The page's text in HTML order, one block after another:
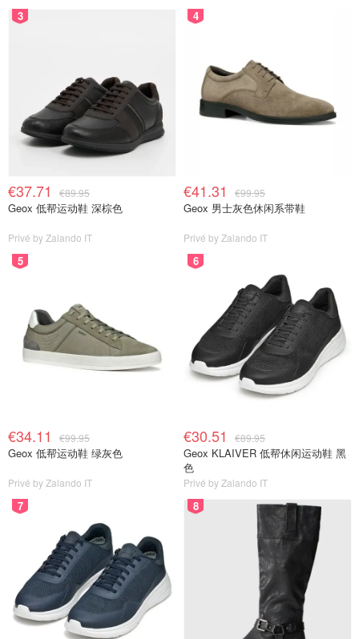
3
€37.71 €89.95
Geox 低帮运动鞋 深棕色
Privé by Zalando IT
4
€41.31 €99.95
Geox 男士灰色休闲系带鞋
Privé by Zalando IT
5
€34.11 €99.95
Geox 低帮运动鞋 绿灰色
Privé by Zalando IT
6
€30.51 €89.95
Geox KLAIVER 低帮休闲运动鞋 黑
色
Privé by Zalando IT
7 8